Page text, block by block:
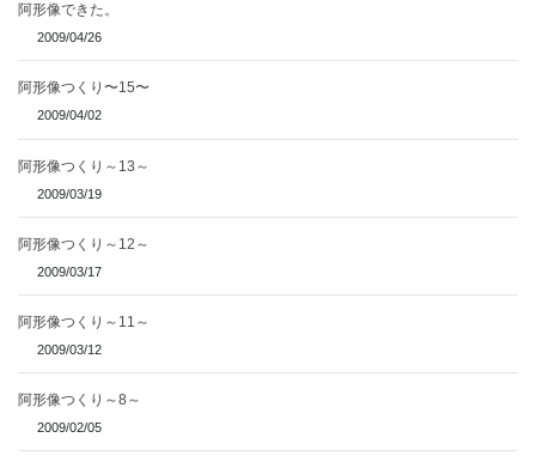
阿形像できた。
2009/04/26
阿形像つくり〜15〜
2009/04/02
阿形像つくり～13～
2009/03/19
阿形像つくり～12～
2009/03/17
阿形像つくり～11～
2009/03/12
阿形像つくり～8～
2009/02/05